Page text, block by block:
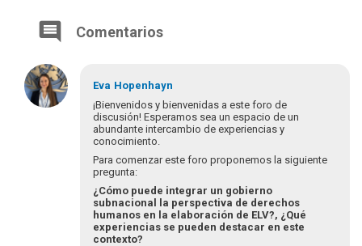
Comentarios
Eva Hopenhayn
¡Bienvenidos y bienvenidas a este foro de
discusión! Esperamos sea un espacio de un
abundante intercambio de experiencias y
conocimiento.
Para comenzar este foro proponemos la siguiente
pregunta:
¿Cómo puede integrar un gobierno
subnacional la perspectiva de derechos
humanos en la elaboración de ELV?, ¿Qué
experiencias se pueden destacar en este
contexto?